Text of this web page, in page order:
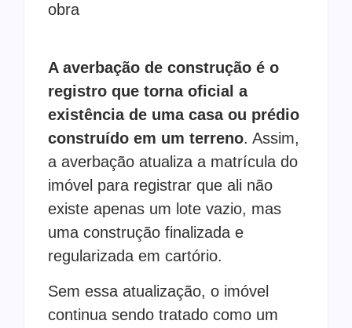
obra
A averbação de construção é o
registro que torna oficial a
existência de uma casa ou prédio
construído em um terreno. Assim,
a averbação atualiza a matrícula do
imóvel para registrar que ali não
existe apenas um lote vazio, mas
uma construção finalizada e
regularizada em cartório.
Sem essa atualização, o imóvel
continua sendo tratado como um